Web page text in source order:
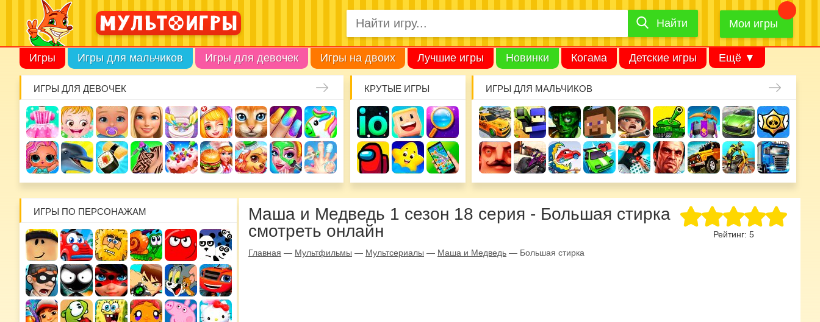
Найти
Найти Мои игры
Игры Игры для мальчиков Игры для девочек Игры на двоих Лучшие игры Новинки Когама Детские игры Ещё ▼
ИГРЫ ДЛЯ ДЕВОЧЕК КРУТЫЕ ИГРЫ ИГРЫ ДЛЯ МАЛЬЧИКОВ
ИГРЫ ПО ПЕРСОНАЖАМ
Рейтинг: 5
Маша и Медведь 1 сезон 18 серия - Большая стирка
смотреть онлайн
Главная — Мультфильмы — Мультсериалы — Маша и Медведь — Большая стирка